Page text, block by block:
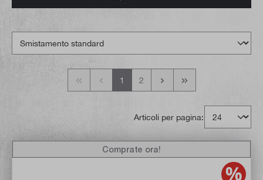
1 2
Articoli per pagina:
Comprate ora!